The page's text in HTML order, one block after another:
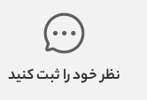
نظر خود را ثبت کنید